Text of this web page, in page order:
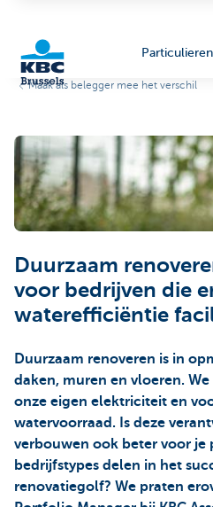
Brussels
Particulieren
Maak als belegger mee het verschil
Duurzaam
voor bedrijven die
waterefficiëntie
Duurzaam renoveren is in
daken, muren en vloeren.
onze eigen elektriciteit en
watervoorraad. Is deze
verbouwen ook beter voor je
bedrijfstypes delen in het
renovatiegolf? We praten